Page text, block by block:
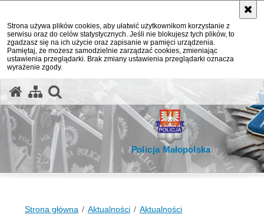
Strona używa plików cookies, aby ułatwić użytkownikom korzystanie z
serwisu oraz do celów statystycznych. Jeśli nie blokujesz tych plików, to
zgadzasz się na ich użycie oraz zapisanie w pamięci urządzenia.
Pamiętaj, że możesz samodzielnie zarządzać cookies, zmieniając
ustawienia przeglądarki. Brak zmiany ustawienia przeglądarki oznacza
wyrażenie zgody.
Policja Małopolska
Strona główna Aktualności Aktualności